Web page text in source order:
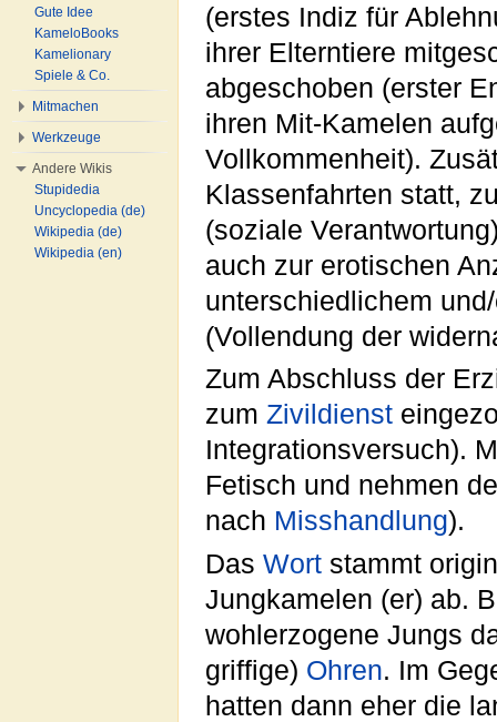
(erstes Indiz für
ihrer Elterntiere
abgeschoben (erster
ihren Mit-Kamelen
Vollkommenheit).
Klassenfahrten statt,
(soziale
auch zur erotischen
unterschiedlichem
(Vollendung der
Zum Abschluss der
zum Zivildienst
Integrationsversuch).
Fetisch und nehmen
nach Misshandlung).
Das Wort stammt
Jungkamelen (er) ab.
wohlerzogene Jungs
griffige) Ohren. Im
hatten dann eher die
Gute Idee
KameloBooks
Kamelionary
Spiele & Co.
Mitmachen
Werkzeuge
Andere Wikis
Stupidedia
Uncyclopedia (de)
Wikipedia (de)
Wikipedia (en)